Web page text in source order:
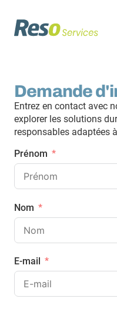
Demande
Entrez en contact avec
explorer les solutions
responsables adaptées
Prénom
Nom
E-mail